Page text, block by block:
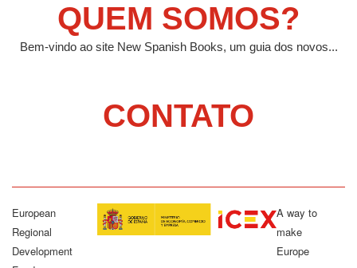
QUEM SOMOS?
Bem-vindo ao site New Spanish Books, um guia dos novos...
CONTATO
European
Regional
Development
A way to
make
Europe